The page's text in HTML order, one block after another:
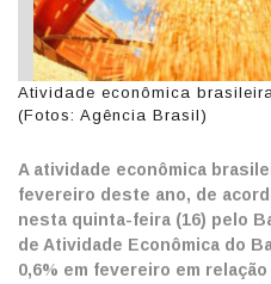
Atividade econômica
(Fotos: Agência Brasil)
A atividade econômica
fevereiro deste ano, de
nesta quinta-feira (16) pelo
de Atividade Econômica do
0,6% em fevereiro em